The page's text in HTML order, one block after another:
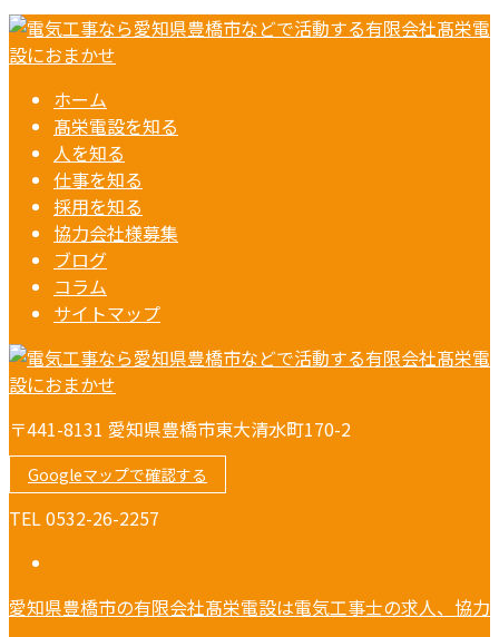
ホーム
髙栄電設を知る
人を知る
仕事を知る
採用を知る
協力会社様募集
ブログ
コラム
サイトマップ
〒441-8131 愛知県豊橋市東大清水町170-2
Googleマップで確認する
TEL 0532-26-2257
愛知県豊橋市の有限会社髙栄電設は電気工事士の求人、協力